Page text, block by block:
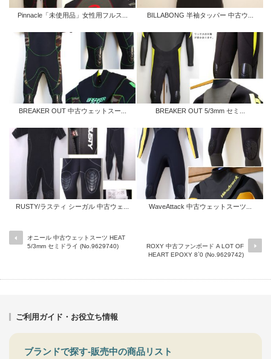
Pinnacle「未使用品」女性用フルス... BILLABONG 半袖タッパー 中古ウ...
BREAKER OUT 中古ウェットスー... BREAKER OUT 5/3mm セミ...
RUSTY/ラスティ シーガル 中古ウェ... WaveAttack 中古ウェットスーツ...
オニール 中古ウェットスーツ HEAT
5/3mm セミドライ (No.9629740)
ROXY 中古ファンボード A LOT OF
HEART EPOXY 8`0 (No.9629742)
ご利用ガイド・お役立ち情報
ブランドで探す-販売中の商品リスト